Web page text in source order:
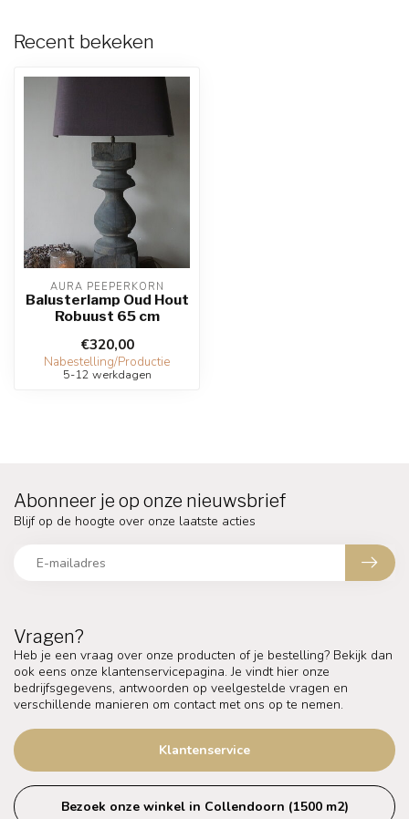
Recent bekeken
AURA PEEPERKORN
Balusterlamp Oud Hout
Robuust 65 cm
€320,00
Nabestelling/Productie
5-12 werkdagen
Vragen?
Heb je een vraag over onze producten of je bestelling? Bekijk dan
ook eens onze klantenservicepagina. Je vindt hier onze
bedrijfsgegevens, antwoorden op veelgestelde vragen en
verschillende manieren om contact met ons op te nemen.
Klantenservice
Bezoek onze winkel in Collendoorn (1500 m2)
Abonneer je op onze nieuwsbrief
Blijf op de hoogte over onze laatste acties